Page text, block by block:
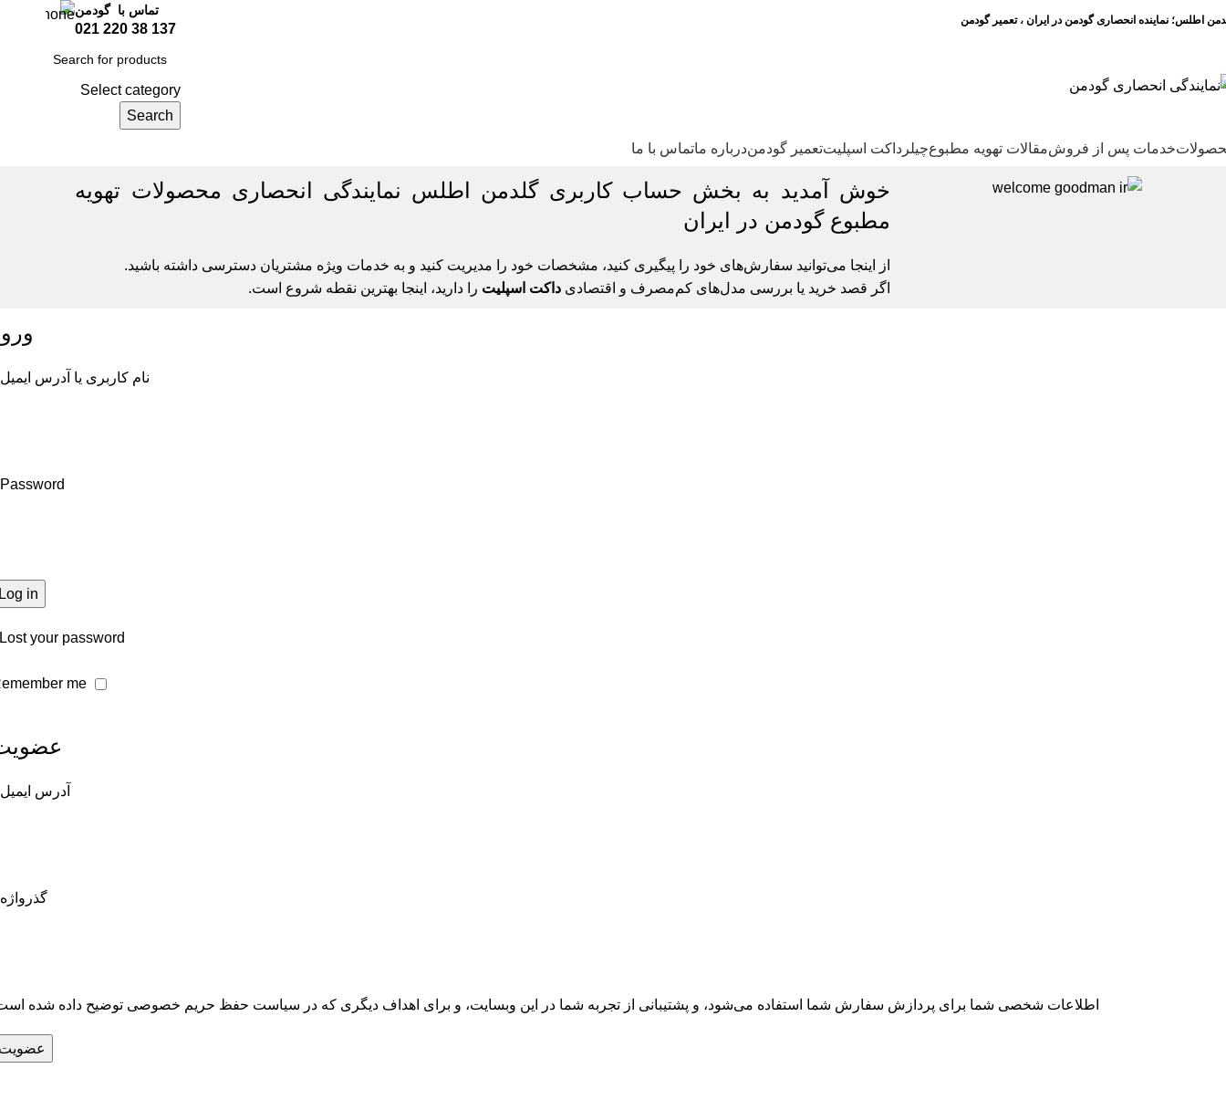
اطلس؛ نماینده انحصاری گودمن در ایران ، تعمیر گودمن
تماس با گودمن
137 38 220 021
Select category
Search
خدمات پس از فروشمقالات تهویه مطبوعچیلر داکت اسپلیتتعمیر گودمندرباره ماتماس با ما
خوش آمدید به بخش حساب کاربری گلدمن اطلس نمایندگی انحصاری محصولات تهویه
مطبوع گودمن در ایران
از اینجا می‌توانید سفارش‌های خود را پیگیری کنید، مشخصات خود را مدیریت کنید و به خدمات ویژه مشتریان دسترسی داشته باشید.
اگر قصد خرید یا بررسی مدل‌های کم‌مصرف و اقتصادیداکت اسپلیت را دارید، اینجا بهترین نقطه شروع است.
نام کاربری یا آدرس
Password
in
Lost your password?
me
آدرس
اطلاعات شخصی شما برای پردازش سفارش شما استفاده می‌شود، و پشتیبانی از تجربه شما در این وبسایت، و برای اهداف دیگری که در سیاست حفظ حریم خصوصی توضیح داده شده